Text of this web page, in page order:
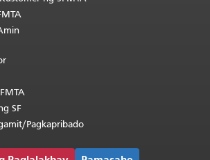
SF
Pagkapribado